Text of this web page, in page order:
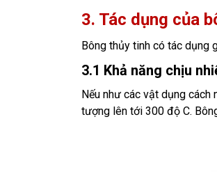
3. Tác dụng của
Bông thủy tinh có tác dụng
3.1 Khả năng chịu
Nếu như các vật dụng
tượng lên tới 300 độ C.